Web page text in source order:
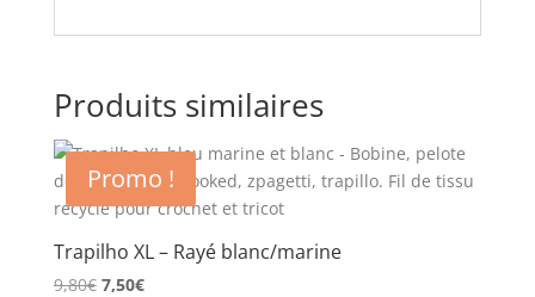
Produits similaires
Promo !
Trapilho XL – Rayé blanc/marine
9,80€ Le
7,50€Le